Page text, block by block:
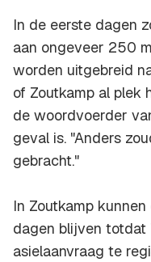
In de eerste dagen
aan ongeveer 250
worden uitgebreid
of Zoutkamp al plek
de woordvoerder
geval is. "Anders
gebracht."
In Zoutkamp
dagen blijven totdat
asielaanvraag te